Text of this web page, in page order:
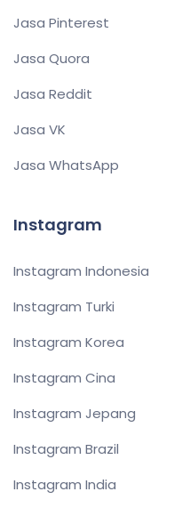
Jasa Pinterest
Jasa Quora
Jasa Reddit
Jasa VK
Jasa WhatsApp
Instagram
Instagram Indonesia
Instagram Turki
Instagram Korea
Instagram Cina
Instagram Jepang
Instagram Brazil
Instagram India